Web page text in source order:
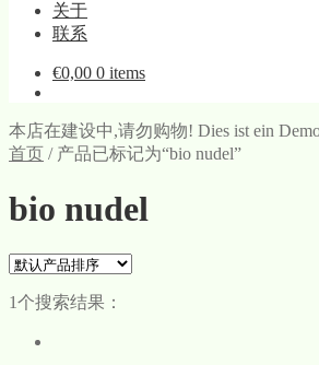
关于
联系
€0,00 0 items
本店在建设中,请勿购物! Dies ist ein
首页 / 产品已标记为“bio nudel”
bio nudel
1个搜索结果：